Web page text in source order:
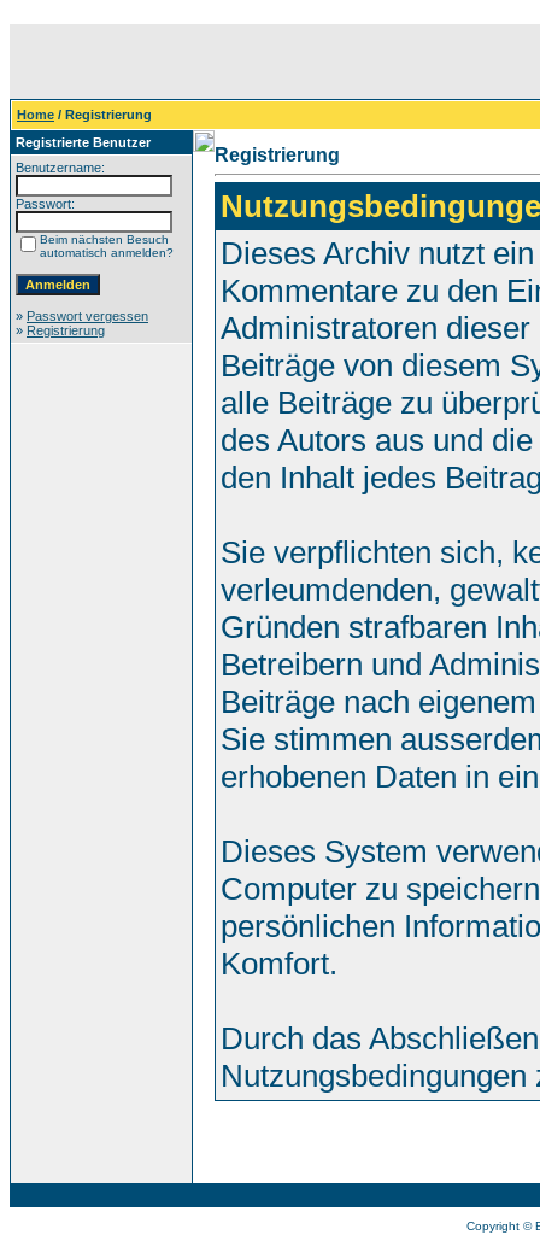
Home / Registrierung
Registrierte Benutzer
Benutzername:
Passwort:
Beim nächsten Besuch
automatisch anmelden?
» Passwort vergessen
» Registrierung
Registrierung
Dieses Archiv nutzt
Kommentare zu den
Administratoren
Beiträge von diesem
alle Beiträge zu
des Autors aus und
den Inhalt jedes
Sie verpflichten sich,
verleumdenden,
Gründen strafbaren
Betreibern und
Beiträge nach
Sie stimmen
erhobenen Daten in
Dieses System
Computer zu
persönlichen
Komfort.
Durch das
Nutzungsbedingungen
Copyright ©